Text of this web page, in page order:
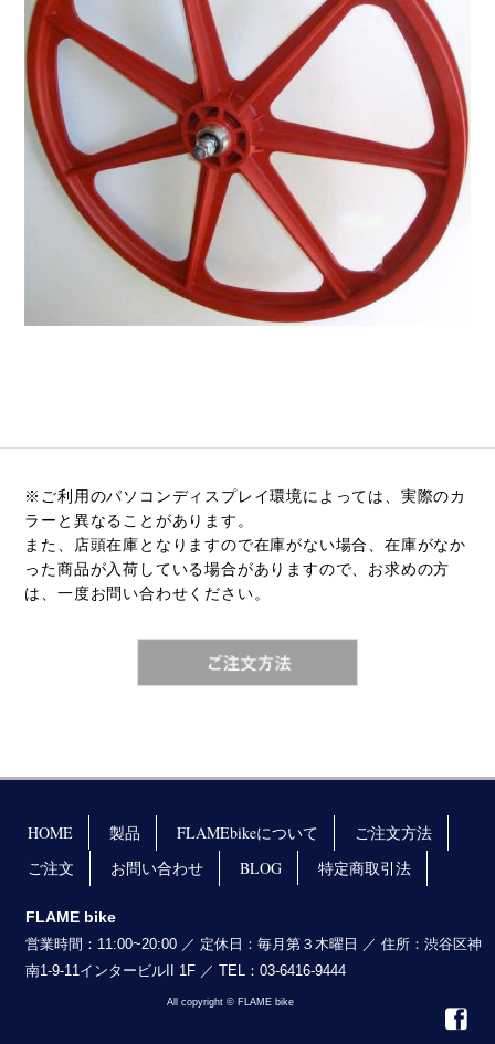
※ご利用のパソコンディスプレイ環境によっては、実際のカ
ラーと異なることがあります。
また、店頭在庫となりますので在庫がない場合、在庫がなか
った商品が入荷している場合がありますので、お求めの方
は、一度お問い合わせください。
HOME 製品 FLAMEbikeについて
ご注文方法
ご注文
お問い合わせ BLOG 特定商取引法
FLAME bike
営業時間：11:00~20:00 ／ 定休日：毎月第３木曜日 ／ 住所：渋谷区神
南1-9-11インタービルII 1F ／ TEL：03-6416-9444
All copyright © FLAME bike